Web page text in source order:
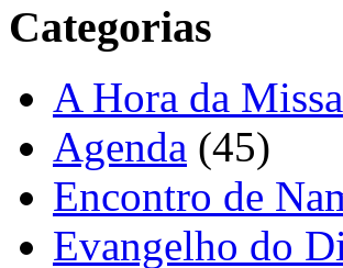
Categorias
A Hora da Missa
Agenda (45)
Encontro de
Evangelho do